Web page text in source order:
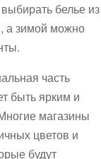
белье из
а зимой можно
часть
быть ярким и
магазины
цветов и
будут